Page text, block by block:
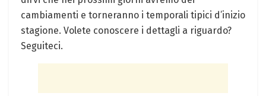
cambiamenti e torneranno i temporali tipici d’inizio
stagione. Volete conoscere i dettagli a riguardo?
Seguiteci.